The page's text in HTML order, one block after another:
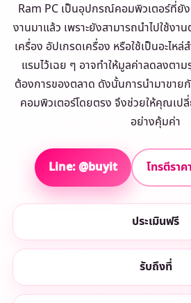
Ram PC เป็นอุปกรณ์คอมพิวเตอร์ที่ยั
งานมาแล้ว เพราะยังสามารถนำไปใช้ง
เครื่อง อัปเกรดเครื่อง หรือใช้เป็นอะไหล่
แรมไว้เฉย ๆ อาจทำให้มูลค่าลดลงตาม
ต้องการของตลาด ดังนั้นการนำมาขาย
คอมพิวเตอร์โดยตรง จึงช่วยให้คุณเปลี่
อย่างคุ้มค่า
Line: @buyit โทรตีรา
ประเมินฟรี
รับถึงที่